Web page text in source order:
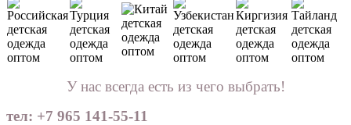
У нас всегда есть из чего выбрать!
тел: +7 965 141-55-11